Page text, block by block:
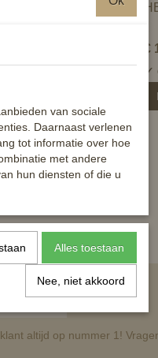
€
✓
altijd op nummer 1!
van sociale
Daarnaast verlenen
tot informatie over hoe
met andere
hun diensten of die u
Alles toestaan
Nee, niet akkoord